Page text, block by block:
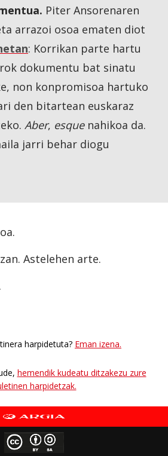
Piter Ansorenaren
arrazoi osoa ematen diot
: Korrikan parte hartu
dokumentu bat sinatu
non konpromisoa hartuko
den bitartean euskaraz
Aber, esquenahikoa da.
jarri behar diogu
.
Astelehen arte.
harpidetuta? Eman izena.
hemendik kudeatu ditzakezu zure
harpidetzak.